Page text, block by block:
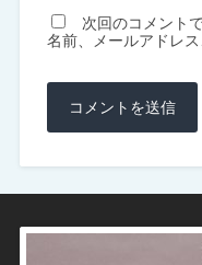
次回のコメント
名前、メールアドレス